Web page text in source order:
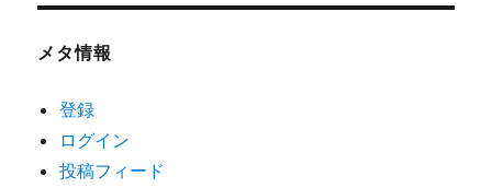
メタ情報
登録
ログイン
投稿フィード